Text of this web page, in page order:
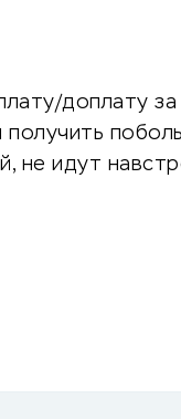
доплату
не идут